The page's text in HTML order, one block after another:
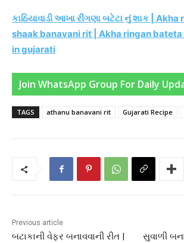
કાઠિયાવાડી આખા રીંગણા બટેટા નું શાક |
shaak banavani rit | Akha ringan bateta
in gujarati
Join WhatsApp Group For Daily
TAGS athanu banavani rit Gujarati Recipe
Previous article
બટાકાની વેફર બનાવવાની રીત |
સુવાળી